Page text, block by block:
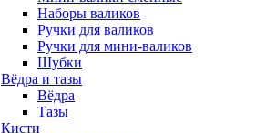
Наборы валиков
Ручки для валиков
Ручки для мини-валиков
Шубки
Вёдра и тазы
Вёдра
Тазы
Кисти